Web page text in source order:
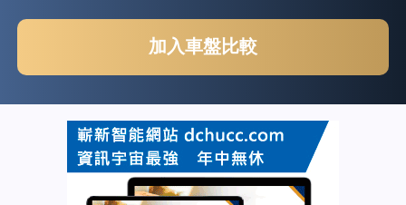
加入車盤比較